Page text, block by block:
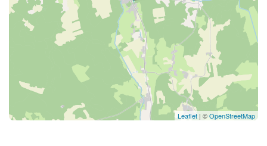
Leaflet | ©OpenStreetMap